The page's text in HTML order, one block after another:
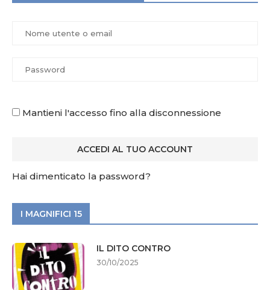
Mantieni l'accesso fino alla disconnessione
Hai dimenticato la password?
I MAGNIFICI 15
IL DITO CONTRO
30/10/2025